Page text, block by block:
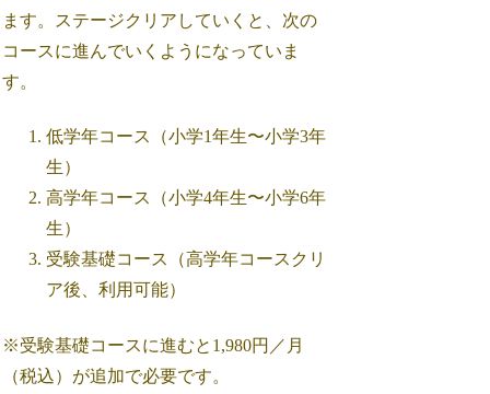
ます。ステージクリアしていくと、次の
コースに進んでいくようになっていま
す。
低学年コース（小学1年生〜小学3年
生）
高学年コース（小学4年生〜小学6年
生）
受験基礎コース（高学年コースクリ
ア後、利用可能）
※受験基礎コースに進むと1,980円／月
（税込）が追加で必要です。